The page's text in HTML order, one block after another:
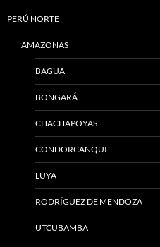
PERÚ NORTE
AMAZONAS
BAGUA
BONGARÁ
CHACHAPOYAS
CONDORCANQUI
LUYA
RODRÍGUEZ DE MENDOZA
UTCUBAMBA